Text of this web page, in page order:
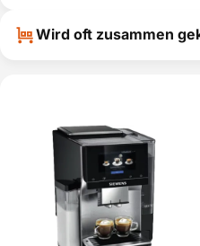
Wird oft zusammen